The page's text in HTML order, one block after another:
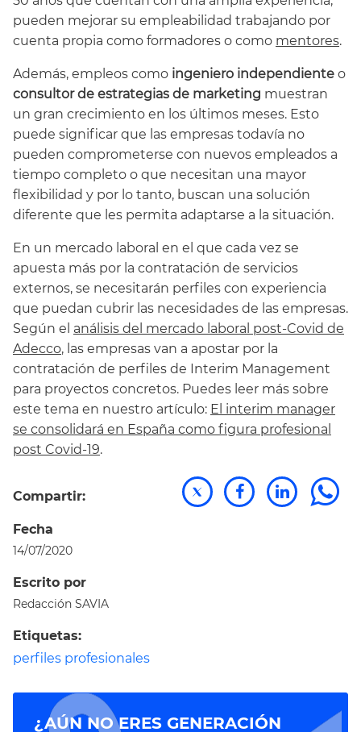
pueden mejorar su empleabilidad trabajando por
cuenta propia como formadores o como mentores.
Además, empleos como ingeniero independiente o
consultor de estrategias de marketing muestran
un gran crecimiento en los últimos meses. Esto
puede significar que las empresas todavía no
pueden comprometerse con nuevos empleados a
tiempo completo o que necesitan una mayor
flexibilidad y por lo tanto, buscan una solución
diferente que les permita adaptarse a la situación.
En un mercado laboral en el que cada vez se
apuesta más por la contratación de servicios
externos, se necesitarán perfiles con experiencia
que puedan cubrir las necesidades de las empresas.
Según el análisis del mercado laboral post-Covid de
Adecco, las empresas van a apostar por la
contratación de perfiles de Interim Management
para proyectos concretos. Puedes leer más sobre
este tema en nuestro artículo: El interim manager
se consolidará en España como figura profesional
post Covid-19.
Compartir:
Fecha
14/07/2020
Escrito por
Redacción SAVIA
Etiquetas:
perfiles profesionales
¿AÚN NO ERES GENERACIÓN